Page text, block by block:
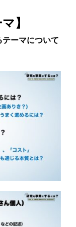
】
ーマについて